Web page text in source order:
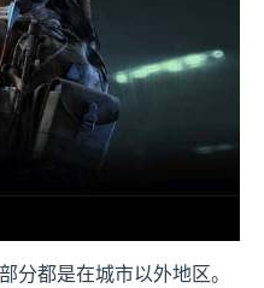
分都是在城市以外地区。